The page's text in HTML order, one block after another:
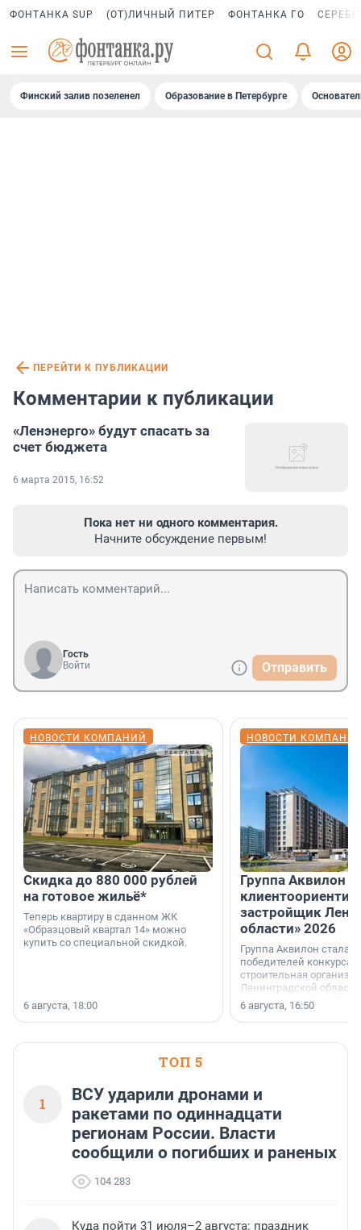
ФОНТАНКА SUP (ОТ)ЛИЧНЫЙ ПИТЕР ФОНТАНКА ГО
Финский залив позеленел Образование в Петербурге
ПЕРЕЙТИ К ПУБЛИКАЦИИ
Комментарии к публикации
«Ленэнерго» будут спасать за
счет бюджета
6 марта 2015, 16:52
Пока нет ни одного комментария.
Начните обсуждение первым!
Гость
Войти
Отправить
НОВОСТИ КОМПАНИЙ
Скидка до 880 000 рублей
на готовое жильё*
Теперь квартиру в сданном ЖК
«Образцовый квартал 14» можно
купить со специальной скидкой.
6 августа, 18:00
НОВОСТИ
Группа Аквилон
застройщик
области» 2026
Группа Аквилон стала
победителей конкурса
строительная
Ленинградской области
номинации «Самый
застройщик
области».
6 августа, 16:50
ТОП 5
1
ВСУ ударили дронами и
ракетами по одиннадцати
регионам России. Власти
сообщили о погибших и раненых
104 283
Куда пойти 31 июля–2 августа: праздник